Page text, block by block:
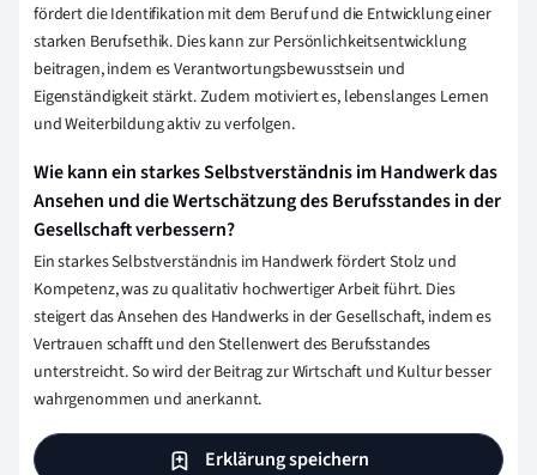
fördert die Identifikation mit dem Beruf und die Entwicklung einer
starken Berufsethik. Dies kann zur Persönlichkeitsentwicklung
beitragen, indem es Verantwortungsbewusstsein und
Eigenständigkeit stärkt. Zudem motiviert es, lebenslanges Lernen
und Weiterbildung aktiv zu verfolgen.
Wie kann ein starkes Selbstverständnis im Handwerk das
Ansehen und die Wertschätzung des Berufsstandes in der
Gesellschaft verbessern?
Ein starkes Selbstverständnis im Handwerk fördert Stolz und
Kompetenz, was zu qualitativ hochwertiger Arbeit führt. Dies
steigert das Ansehen des Handwerks in der Gesellschaft, indem es
Vertrauen schafft und den Stellenwert des Berufsstandes
unterstreicht. So wird der Beitrag zur Wirtschaft und Kultur besser
wahrgenommen und anerkannt.
Erklärung speichern